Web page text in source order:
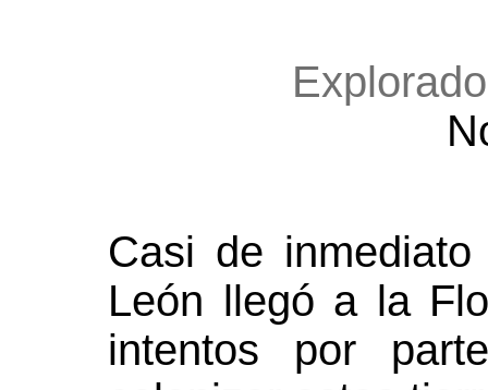
Casi de
León llegó a la
intentos por